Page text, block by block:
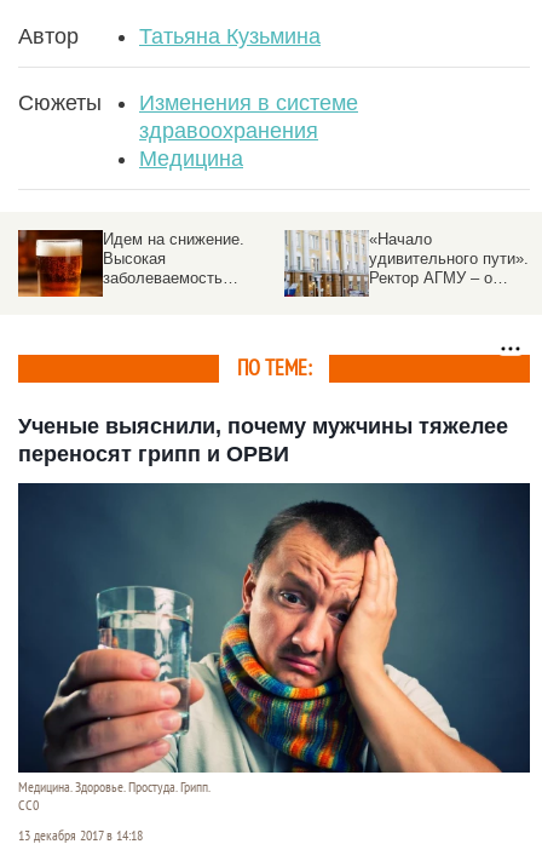
Автор Татьяна Кузьмина
Сюжеты
Изменения в системе
здравоохранения
Медицина
«Начало
удивительного пути».
Ректор АГМУ – о
Витаминная бомба.
Чем летние ягоды
лечат и иногда
ПО ТЕМЕ:
Ученые выяснили, почему мужчины тяжелее
переносят грипп и ОРВИ
Медицина. Здоровье. Простуда. Грипп.
СС0
13 декабря 2017 в 14:18